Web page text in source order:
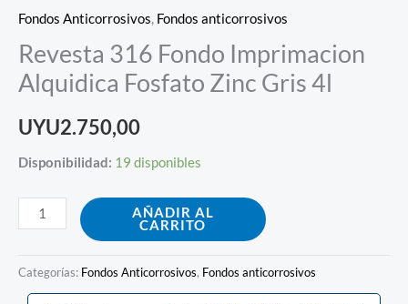
Fondos Anticorrosivos, Fondos anticorrosivos
Revesta 316 Fondo Imprimacion
Alquidica Fosfato Zinc Gris 4l
UYU2.750,00
Disponibilidad: 19 disponibles
AÑADIR AL
CARRITO
Categorías: Fondos Anticorrosivos, Fondos anticorrosivos